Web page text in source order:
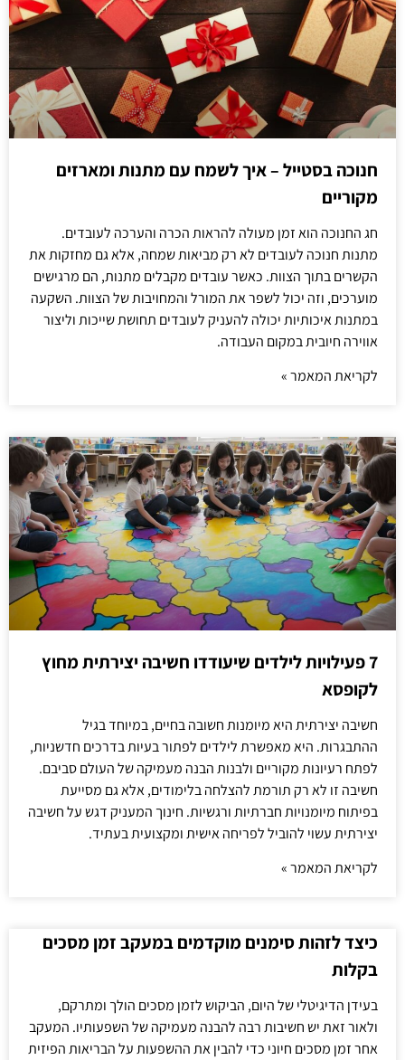
חנוכה בסטייל – איך לשמח עם מתנות ומארזים
מקוריים
חג החנוכה הוא זמן מעולה להראות הכרה והערכה לעובדים.
מתנות חנוכה לעובדים לא רק מביאות שמחה, אלא גם מחזקות את
הקשרים בתוך הצוות. כאשר עובדים מקבלים מתנות, הם מרגישים
מוערכים, וזה יכול לשפר את המורל והמחויבות של הצוות. השקעה
במתנות איכותיות יכולה להעניק לעובדים תחושת שייכות וליצור
אווירה חיובית במקום העבודה.
לקריאת המאמר »
7 פעילויות לילדים שיעודדו חשיבה יצירתית מחוץ
לקופסא
חשיבה יצירתית היא מיומנות חשובה בחיים, במיוחד בגיל
ההתבגרות. היא מאפשרת לילדים לפתור בעיות בדרכים חדשניות,
לפתח רעיונות מקוריים ולבנות הבנה מעמיקה של העולם סביבם.
חשיבה זו לא רק תורמת להצלחה בלימודים, אלא גם מסייעת
בפיתוח מיומנויות חברתיות ורגשיות. חינוך המעניק דגש על חשיבה
יצירתית עשוי להוביל לפריחה אישית ומקצועית בעתיד.
לקריאת המאמר »
כיצד לזהות סימנים מוקדמים במעקב זמן מסכים
בקלות
בעידן הדיגיטלי של היום, הביקוש לזמן מסכים הולך ומתרקם,
ולאור זאת יש חשיבות רבה להבנה מעמיקה של השפעותיו. המעקב
אחר זמן מסכים חיוני כדי להבין את ההשפעות על הבריאות הפיזית